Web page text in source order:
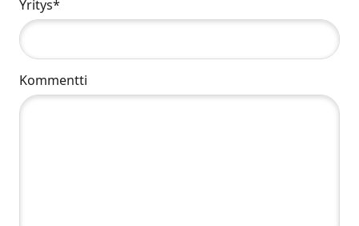
Yritys*
Kommentti